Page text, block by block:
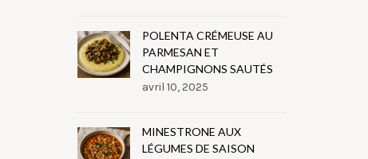
POLENTA CRÉMEUSE AU
PARMESAN ET
CHAMPIGNONS SAUTÉS
avril 10, 2025
MINESTRONE AUX
LÉGUMES DE SAISON